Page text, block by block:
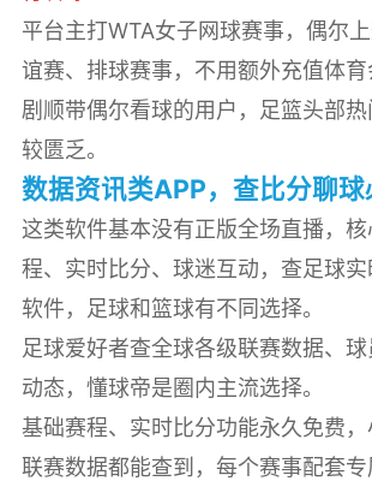
平台主打WTA女子网球赛事，偶尔
谊赛、排球赛事，不用额外充值体
剧顺带偶尔看球的用户，足篮头部
较匮乏。
数据资讯类APP，查比分聊球
这类软件基本没有正版全场直播，
程、实时比分、球迷互动，查足球
软件，足球和篮球有不同选择。
足球爱好者查全球各级联赛数据、
动态，懂球帝是圈内主流选择。
基础赛程、实时比分功能永久免费
联赛数据都能查到，每个赛事配套